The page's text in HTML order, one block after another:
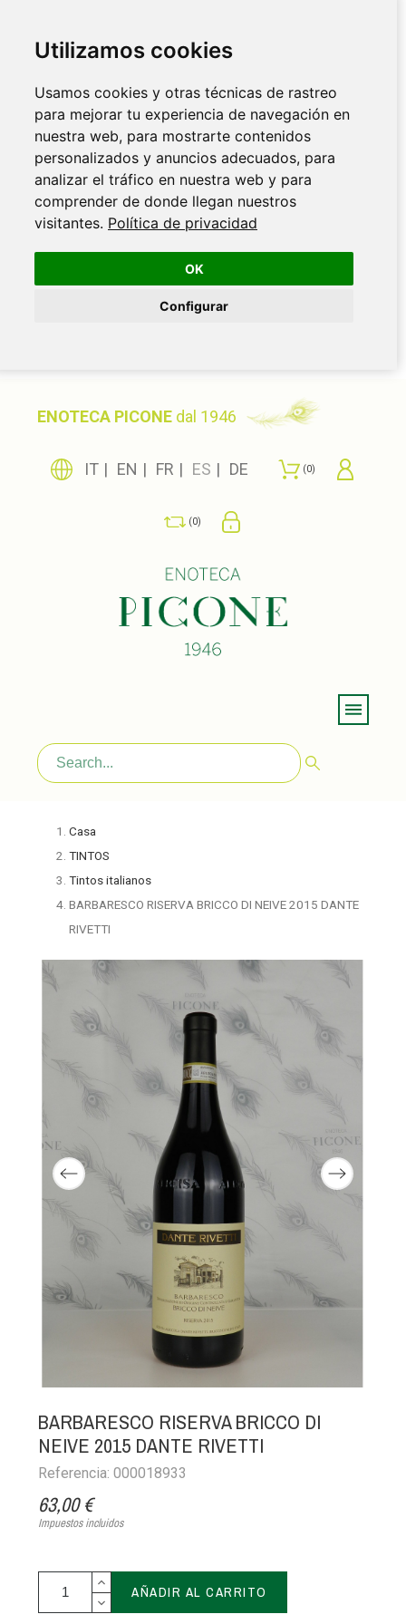
Utilizamos cookies
Usamos cookies y otras técnicas de rastreo
para mejorar tu experiencia de navegación en
nuestra web, para mostrarte contenidos
personalizados y anuncios adecuados, para
analizar el tráfico en nuestra web y para
comprender de donde llegan nuestros
visitantes. Política de privacidad
OK
Configurar
ENOTECA PICONE dal 1946
IT EN FR ES DE 0
0
Casa
TINTOS
Tintos italianos
BARBARESCO RISERVA BRICCO DI NEIVE 2015 DANTE
RIVETTI
BARBARESCO RISERVA BRICCO DI
NEIVE 2015 DANTE RIVETTI
Referencia: 000018933
63,00 €
Impuestos incluidos
AÑADIR AL CARRITO